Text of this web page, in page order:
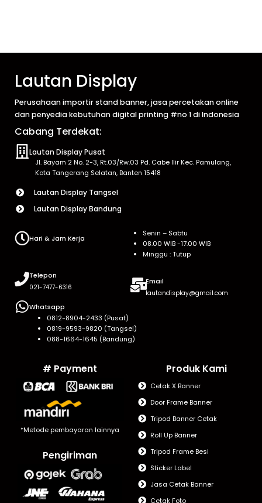
Lautan Display
Perusahaan importir stand banner, jasa percetakan online
dan penyedia kebutuhan digital printing #no 1 di Indonesia
Cabang Terdekat:
Lautan Display Pusat
Jl. Bayam 2 No. 2-3, Rt.03/Rw.03 Pd. Cabe Ilir Kec. Pamulang,
Kota Tangerang Selatan, Banten 15418
Lautan Display Tangsel
Lautan Display Bandung
Hari & Jam Kerja
Senin – Sabtu
08.00 WIB -17.00 WIB
Minggu : Tutup
Telepon
021-7477-6316
Email
lautandisplay@gmail.com
Whatsapp
0812-8904-2433 (Pusat)
0819-9593-9820 (Tangsel)
088-1664-1645 (Bandung)
# Payment
*Metode pembayaran lainnya
Pengiriman
Produk Kami
Cetak X Banner
Door Frame Banner
Tripod Banner Cetak
Roll Up Banner
Tripod Frame Besi
Sticker Label
Jasa Cetak Banner
Cetak Foto